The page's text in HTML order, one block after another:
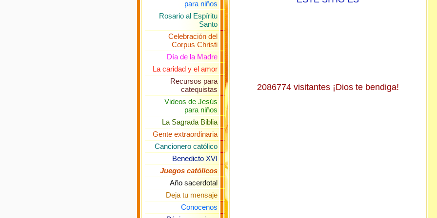
para niños
Rosario al Espíritu
Santo
Celebración del
Corpus Christi
Día de la Madre
La caridad y el amor
Recursos para
catequistas
Videos de Jesús
para niños
La Sagrada Biblia
Gente extraordinaria
Cancionero católico
Benedicto XVI
Juegos católicos
Año sacerdotal
Deja tu mensaje
Conocenos
2086774 visitantes ¡Dios te bendiga!